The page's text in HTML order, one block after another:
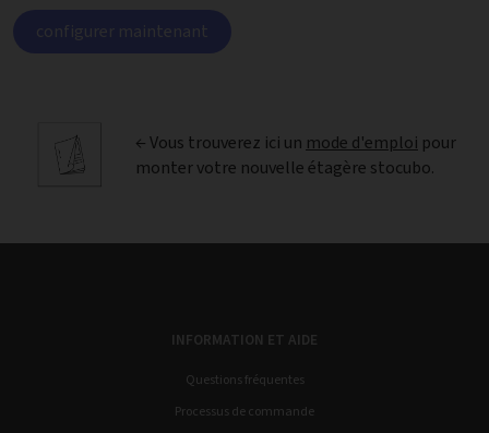
configurer maintenant
← Vous trouverez ici un mode d'emploi pour
monter votre nouvelle étagère stocubo.
INFORMATION ET AIDE
Questions fréquentes
Processus de commande